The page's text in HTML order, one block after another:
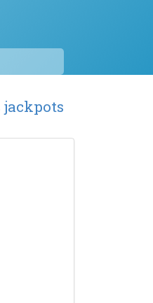
jackpots